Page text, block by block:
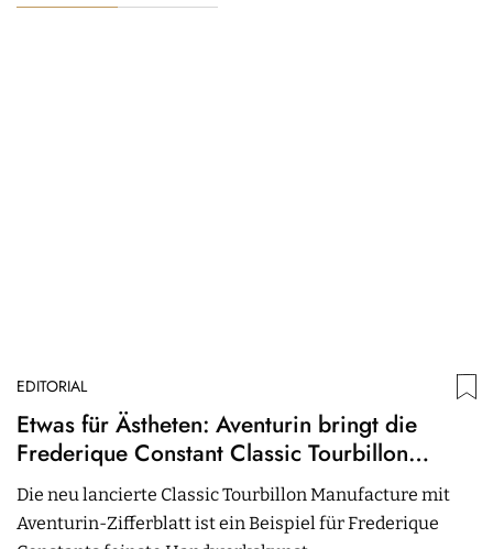
EDITORIAL
Etwas für Ästheten: Aventurin bringt die
Frederique Constant Classic Tourbillon
Manufacture zum Funkeln
Die neu lancierte Classic Tourbillon Manufacture mit
Aventurin-Zifferblatt ist ein Beispiel für Frederique